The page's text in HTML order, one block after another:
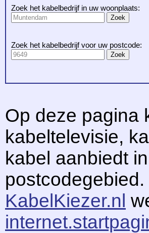
Zoek het kabelbedrijf in uw woonplaats:
Zoek het kabelbedrijf voor uw postcode:
Op deze pagina
kabeltelevisie,
kabel aanbiedt
postcodegebied.
KabelKiezer.nl